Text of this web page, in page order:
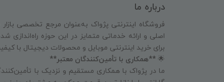
درباره ما
فروشگاه اینترنتی پژواک به‌عنوان مرجع تخصصی
اصلی و ارائه خدماتی متمایز در این حوزه
برای خرید اینترنتی موبایل و محصولات دیجیتال با
🌟 **همکاری با تأمین‌کنندگان معتبر**
ما در پژواک با همکاری مستقیم و نزدیک با